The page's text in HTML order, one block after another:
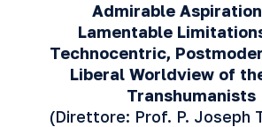
Admirable
Lamentable
Technocentric,
Liberal Worldview of
Transhumanists
(Direttore: Prof. P. Joseph